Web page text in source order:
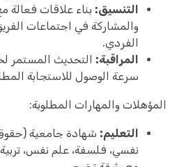
التنسيق: بناء علاقات فعالة
والمشاركة في اجتماعات
الفردي.
المراقبة: التحديث المستمر
سرعة الوصول للاستجابة
المؤهلات والمهارات المطلوبة:
التعليم: شهادة جامعية
نفسي، فلسفة، علم نفس،